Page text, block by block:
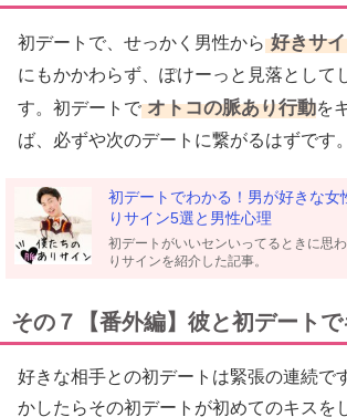
初デートで、せっかく男性から 好きサ
にもかかわらず、ぽけーっと見落として
す。初デートで オトコの脈あり行動を
ば、必ずや次のデートに繋がるはずです。
初デートでわかる！男が好きな女
りサイン5選と男性心理
初デートがいいセンいってるときに思
りサインを紹介した記事。
その７【番外編】彼と初デートで
好きな相手との初デートは緊張の連続で
かしたらその初デートが初めてのキスを